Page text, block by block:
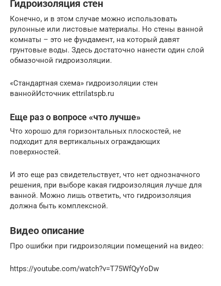
Гидроизоляция стен
Конечно, и в этом случае можно использовать
рулонные или листовые материалы. Но стены ванной
комнаты – это не фундамент, на который давят
грунтовые воды. Здесь достаточно нанести один слой
обмазочной гидроизоляции.
«Стандартная схема» гидроизоляции стен
ваннойИсточник ettrilatspb.ru
Еще раз о вопросе «что лучше»
Что хорошо для горизонтальных плоскостей, не
подходит для вертикальных ограждающих
поверхностей.
И это еще раз свидетельствует, что нет однозначного
решения, при выборе какая гидроизоляция лучше для
ванной. Можно лишь ответить, что гидроизоляция
должна быть комплексной.
Видео описание
Про ошибки при гидроизоляции помещений на видео:
https://youtube.com/watch?v=T75WfQyYoDw